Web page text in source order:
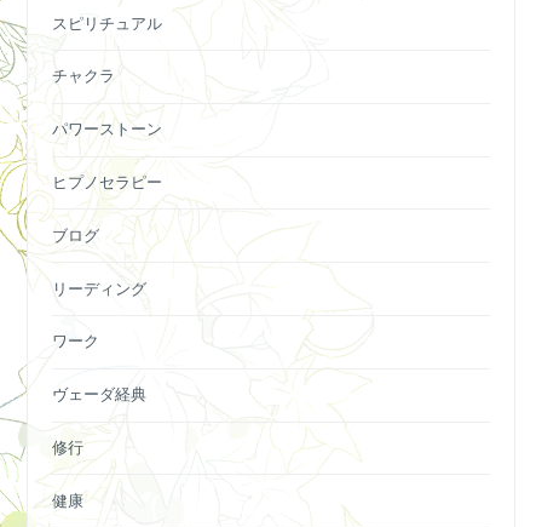
スピリチュアル
チャクラ
パワーストーン
ヒプノセラピー
ブログ
リーディング
ワーク
ヴェーダ経典
修行
健康